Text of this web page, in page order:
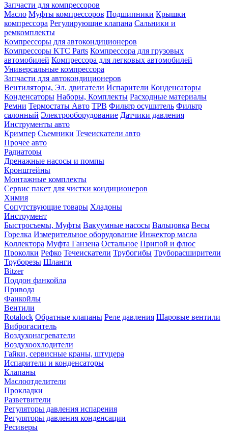
Запчасти для компрессоров
Масло Муфты компрессоров Подшипники Крышки
компрессора Регулирующие клапана Сальники и
ремкомплекты
Компрессоры для автокондиционеров
Компрессоры KTC Parts Компрессора для грузовых
автомобилей Компрессора для легковых автомобилей
Универсальные компрессора
Запчасти для автокондиционеров
Вентиляторы, Эл. двигатели Испарители Конденсаторы
Конденсаторы Наборы, Комплекты Расходные материалы
Ремни Термостаты Авто ТРВ Фильтр осушитель Фильтр
салонный Электрооборудование Датчики давления
Инструменты авто
Кримпер Съемники Течеискатели авто
Прочее авто
Радиаторы
Дренажные насосы и помпы
Кронштейны
Монтажные комплекты
Сервис пакет для чистки кондиционеров
Химия
Сопутствующие товары Хладоны
Инструмент
Быстросъемы, Муфты Вакуумные насосы Вальцовка Весы
Горелка Измерительное оборудование Инжектор масла
Коллектора Муфта Ганзена Остальное Припой и флюс
Проколки Рефко Течеискатели Трубогибы Труборасширители
Труборезы Шланги
Bitzer
Поддон фанкойла
Привода
Фанкойлы
Вентили
Rotalock Обратные клапаны Реле давления Шаровые вентили
Виброгаситель
Воздухонагреватели
Воздухоохлодители
Гайки, сервисные краны, штуцера
Испарители и конденсаторы
Клапаны
Маслоотделители
Прокладки
Разветвители
Регуляторы давления испарения
Регуляторы давления конденсации
Ресиверы